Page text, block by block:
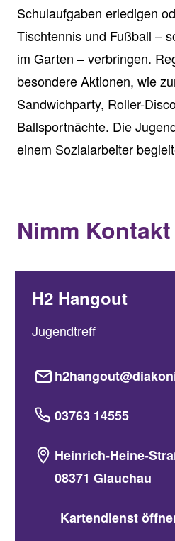
Schulaufgaben erledigen
Tischtennis und Fußball –
im Garten – verbringen.
besondere Aktionen, wie
Sandwichparty, Roller-
Ballsportnächte. Die
einem Sozialarbeiter
Nimm
H2 Hangout
Jugendtreff
03763 14555
Heinrich-Heine-
08371 Glauchau
Kartendienst